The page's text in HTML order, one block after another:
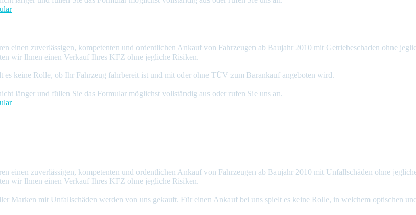
einen zuverlässigen, kompetenten und ordentlichen Ankauf von Fahrzeugen ab Baujahr 2010 mit Getriebeschaden ohne
wir Ihnen einen Verkauf Ihres KFZ ohne jegliche Risiken.
es keine Rolle, ob Ihr Fahrzeug fahrbereit ist und mit oder ohne TÜV zum Barankauf angeboten wird.
länger und füllen Sie das Formular möglichst vollständig aus oder rufen Sie uns an.
einen zuverlässigen, kompetenten und ordentlichen Ankauf von Fahrzeugen ab Baujahr 2010 mit Unfallschäden ohne
wir Ihnen einen Verkauf Ihres KFZ ohne jegliche Risiken.
Marken mit Unfallschäden werden von uns gekauft. Für einen Ankauf bei uns spielt es keine Rolle, in welchem optischen